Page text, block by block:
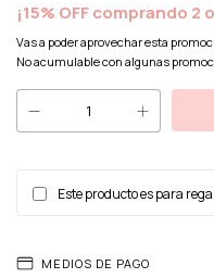
¡15% OFF comprando 2
Vas a poder aprovechar esta
No acumulable con algunas
Este producto es para
MEDIOS DE PAGO